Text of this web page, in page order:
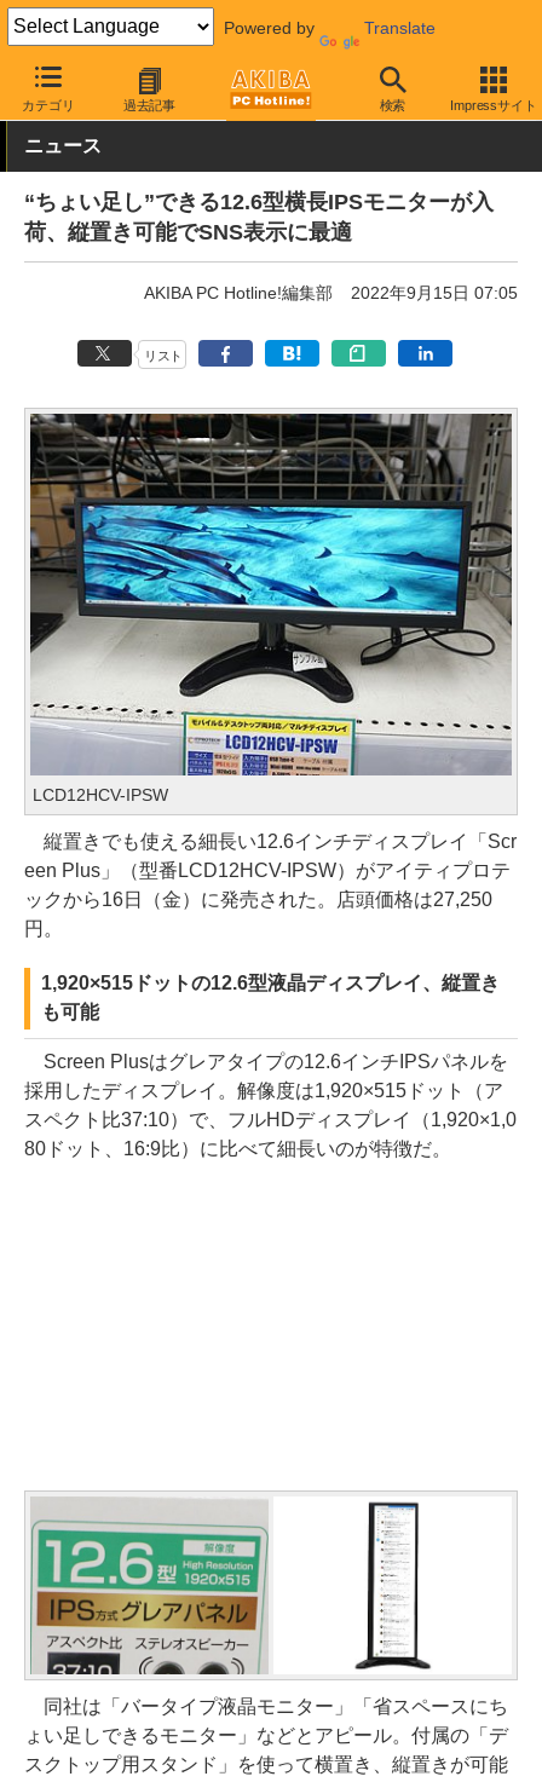
Powered by Translate
カテゴリ 過去記事 検索 Impressサイト
AKIBA PC Hotline! PC周辺機器 液晶ディスプレイ・モニター
ニュース
“ちょい足し”できる12.6型横長IPSモニターが入
荷、縦置き可能でSNS表示に最適
AKIBA PC Hotline!編集部 2022年9月15日 07:05
リスト
LCD12HCV-IPSW
縦置きでも使える細長い12.6インチディスプレイ「Scr
een Plus」（型番LCD12HCV-IPSW）がアイティプロテ
ックから16日（金）に発売された。店頭価格は27,250
円。
1,920×515ドットの12.6型液晶ディスプレイ、縦置き
も可能
Screen Plusはグレアタイプの12.6インチIPSパネルを
採用したディスプレイ。解像度は1,920×515ドット（ア
スペクト比37:10）で、フルHDディスプレイ（1,920×1,0
80ドット、16:9比）に比べて細長いのが特徴だ。
同社は「バータイプ液晶モニター」「省スペースにち
ょい足しできるモニター」などとアピール。付属の「デ
スクトップ用スタンド」を使って横置き、縦置きが可能